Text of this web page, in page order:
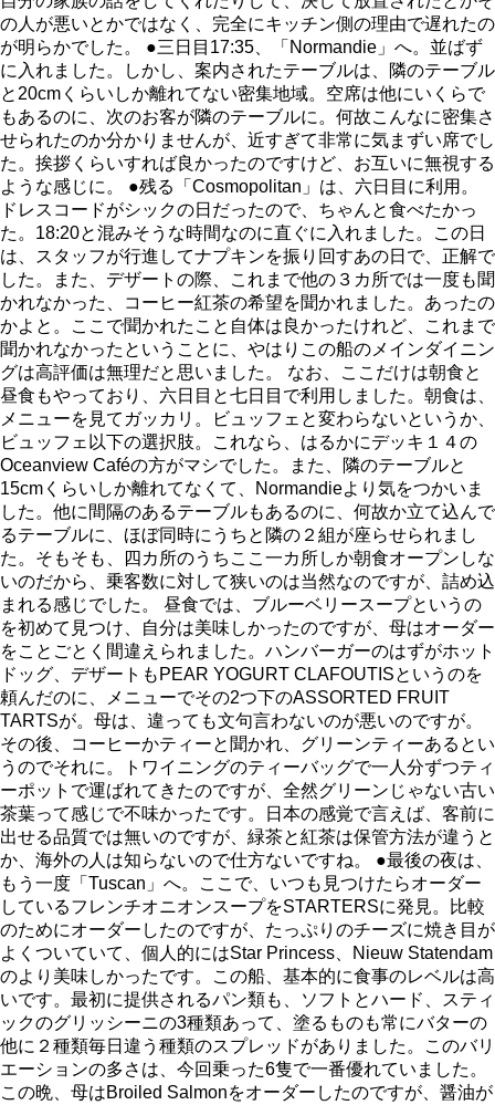
の人が悪いとかではなく、完全にキッチン側の理由で遅れたの
が明らかでした。 ●三日目17:35、「Normandie」へ。並ばず
に入れました。しかし、案内されたテーブルは、隣のテーブル
と20cmくらいしか離れてない密集地域。空席は他にいくらで
もあるのに、次のお客が隣のテーブルに。何故こんなに密集さ
せられたのか分かりませんが、近すぎて非常に気まずい席でし
た。挨拶くらいすれば良かったのですけど、お互いに無視する
ような感じに。 ●残る「Cosmopolitan」は、六日目に利用。
ドレスコードがシックの日だったので、ちゃんと食べたかっ
た。18:20と混みそうな時間なのに直ぐに入れました。この日
は、スタッフが行進してナプキンを振り回すあの日で、正解で
した。また、デザートの際、これまで他の３カ所では一度も聞
かれなかった、コーヒー紅茶の希望を聞かれました。あったの
かよと。ここで聞かれたこと自体は良かったけれど、これまで
聞かれなかったということに、やはりこの船のメインダイニン
グは高評価は無理だと思いました。 なお、ここだけは朝食と
昼食もやっており、六日目と七日目で利用しました。朝食は、
メニューを見てガッカリ。ビュッフェと変わらないというか、
ビュッフェ以下の選択肢。これなら、はるかにデッキ１４の
Oceanview Caféの方がマシでした。また、隣のテーブルと
15cmくらいしか離れてなくて、Normandieより気をつかいま
した。他に間隔のあるテーブルもあるのに、何故か立て込んで
るテーブルに、ほぼ同時にうちと隣の２組が座らせられまし
た。そもそも、四カ所のうちここ一カ所しか朝食オープンしな
いのだから、乗客数に対して狭いのは当然なのですが、詰め込
まれる感じでした。 昼食では、ブルーベリースープというの
を初めて見つけ、自分は美味しかったのですが、母はオーダー
をことごとく間違えられました。ハンバーガーのはずがホット
ドッグ、デザートもPEAR YOGURT CLAFOUTISというのを
頼んだのに、メニューでその2つ下のASSORTED FRUIT
TARTSが。母は、違っても文句言わないのが悪いのですが。
その後、コーヒーかティーと聞かれ、グリーンティーあるとい
うのでそれに。トワイニングのティーバッグで一人分ずつティ
ーポットで運ばれてきたのですが、全然グリーンじゃない古い
茶葉って感じで不味かったです。日本の感覚で言えば、客前に
出せる品質では無いのですが、緑茶と紅茶は保管方法が違うと
か、海外の人は知らないので仕方ないですね。 ●最後の夜は、
もう一度「Tuscan」へ。ここで、いつも見つけたらオーダー
しているフレンチオニオンスープをSTARTERSに発見。比較
のためにオーダーしたのですが、たっぷりのチーズに焼き目が
よくついていて、個人的にはStar Princess、Nieuw Statendam
のより美味しかったです。この船、基本的に食事のレベルは高
いです。最初に提供されるパン類も、ソフトとハード、スティ
ックのグリッシーニの3種類あって、塗るものも常にバターの
他に２種類毎日違う種類のスプレッドがありました。このバリ
エーションの多さは、今回乗った6隻で一番優れていました。
この晩、母はBroiled Salmonをオーダーしたのですが、醤油が